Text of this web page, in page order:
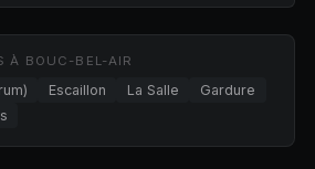
À BOUC-BEL-AIR
Escaillon La Salle
Gardure